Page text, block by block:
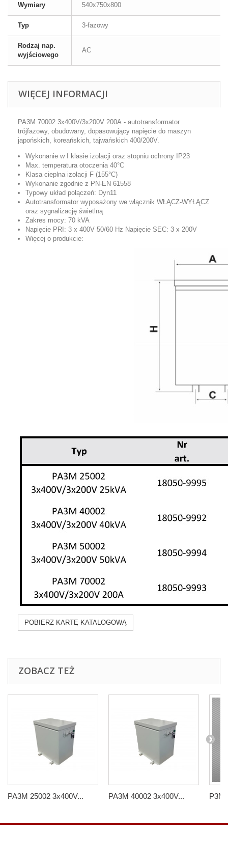
Wymiary 540x750x800
Typ 3-fazowy
Rodzaj nap.
wyjściowego
AC
WIĘCEJ INFORMACJI
PA3M 70002 3x400V/3x200V 200A - autotransformator
trójfazowy, obudowany, dopasowujący napięcie do maszyn
japońskich, koreańskich, tajwańskich 400/200V.
Wykonanie w I klasie izolacji oraz stopniu ochrony IP23
Max. temperatura otoczenia 40°C
Klasa cieplna izolacji F (155°C)
Wykonanie zgodnie z PN-EN 61558
Typowy układ połączeń: Dyn11
Autotransformator wyposażony we włącznik WŁĄCZ-WYŁĄCZ
oraz sygnalizację świetlną
Zakres mocy: 70 kVA
Napięcie PRI: 3 x 400V 50/60 Hz Napięcie SEC: 3 x 200V
Więcej o produkcie:
POBIERZ KARTĘ KATALOGOWĄ
ZOBACZ TEŻ
PA3M 25002 3x400V... PA3M 40002 3x400V... P3M